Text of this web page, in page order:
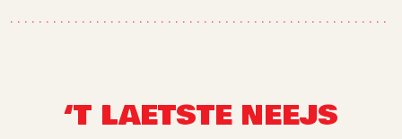
‘T LAETSTE NEEJS